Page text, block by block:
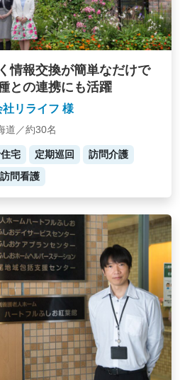
情報交換が簡単なだけで
との連携にも活躍
社リライフ 様
道／約30名
宅 定期巡回
訪問介護
訪問看護